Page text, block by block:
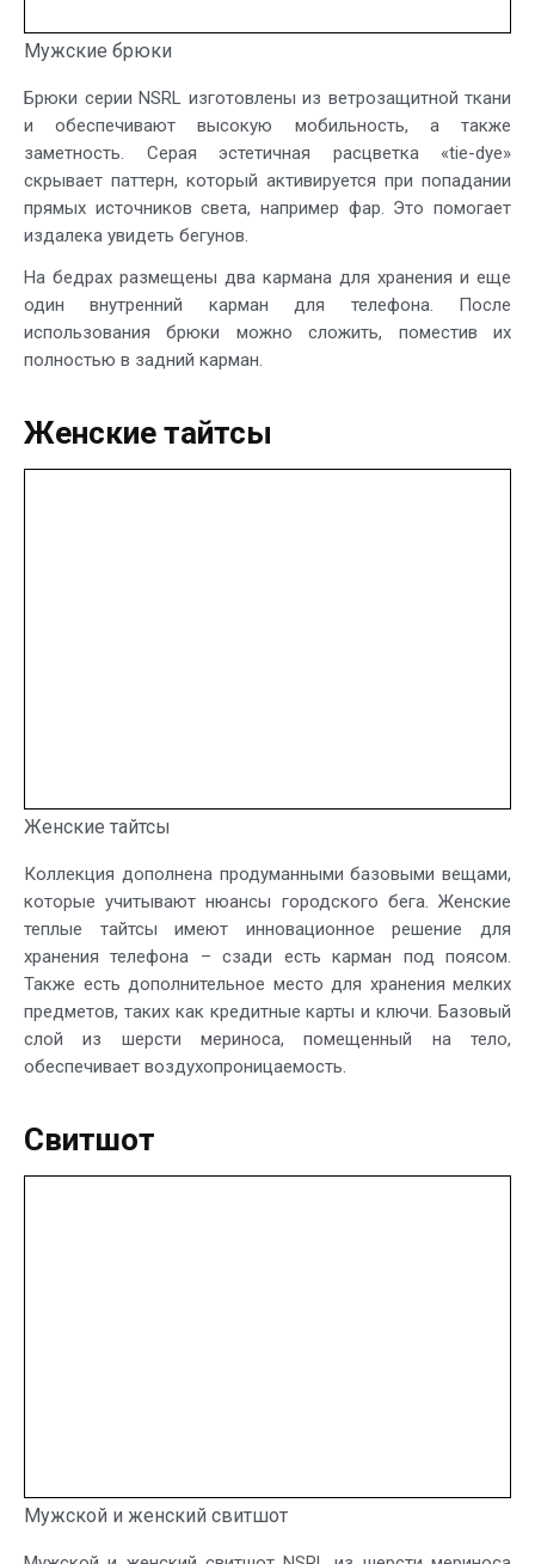
Мужские брюки
Брюки серии NSRL изготовлены из ветрозащитной ткани
и обеспечивают высокую мобильность, а также
заметность. Серая эстетичная расцветка «tie-dye»
скрывает паттерн, который активируется при попадании
прямых источников света, например фар. Это помогает
издалека увидеть бегунов.
На бедрах размещены два кармана для хранения и еще
один внутренний карман для телефона. После
использования брюки можно сложить, поместив их
полностью в задний карман.
Женские тайтсы
Женские тайтсы
Коллекция дополнена продуманными базовыми вещами,
которые учитывают нюансы городского бега. Женские
теплые тайтсы имеют инновационное решение для
хранения телефона – сзади есть карман под поясом.
Также есть дополнительное место для хранения мелких
предметов, таких как кредитные карты и ключи. Базовый
слой из шерсти мериноса, помещенный на тело,
обеспечивает воздухопроницаемость.
Свитшот
Мужской и женский свитшот